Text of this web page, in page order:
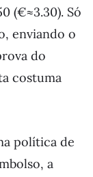
(€≈3.30). Só
enviando o
do
costuma
política de
a